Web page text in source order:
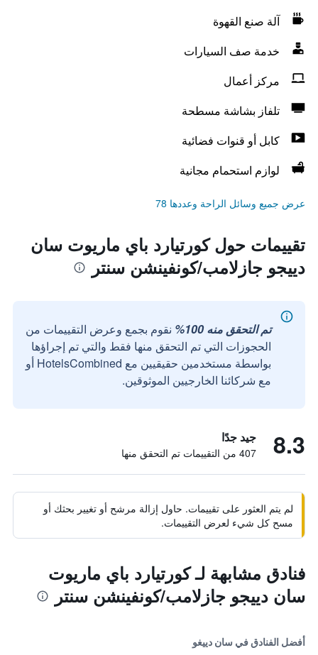
آلة صنع القهوة
خدمة صف السيارات
مركز أعمال
تلفاز بشاشة مسطحة
كابل أو قنوات فضائية
لوازم استحمام مجانية
عرض جميع وسائل الراحة وعددها 78
تقييمات حول كورتيارد باي ماريوت سان
دييجو جازلامب/كونفينشن سنتر
تم التحقق منه 100%
نقوم بجمع وعرض التقييمات من
الحجوزات التي تم التحقق منها فقط والتي تم إجراؤها
بواسطة مستخدمين حقيقيين مع HotelsCombined أو
مع شركائنا الخارجيين الموثوقين.
8.3 جيد جدًا
407 من التقييمات تم التحقق منها
لم يتم العثور على تقييمات. حاول إزالة مرشح أو تغيير بحثك أو
مسح كل شيء لعرض التقييمات.
فنادق مشابهة لـ كورتيارد باي ماريوت
سان دييجو جازلامب/كونفينشن سنتر
أفضل الفنادق في سان دييغو